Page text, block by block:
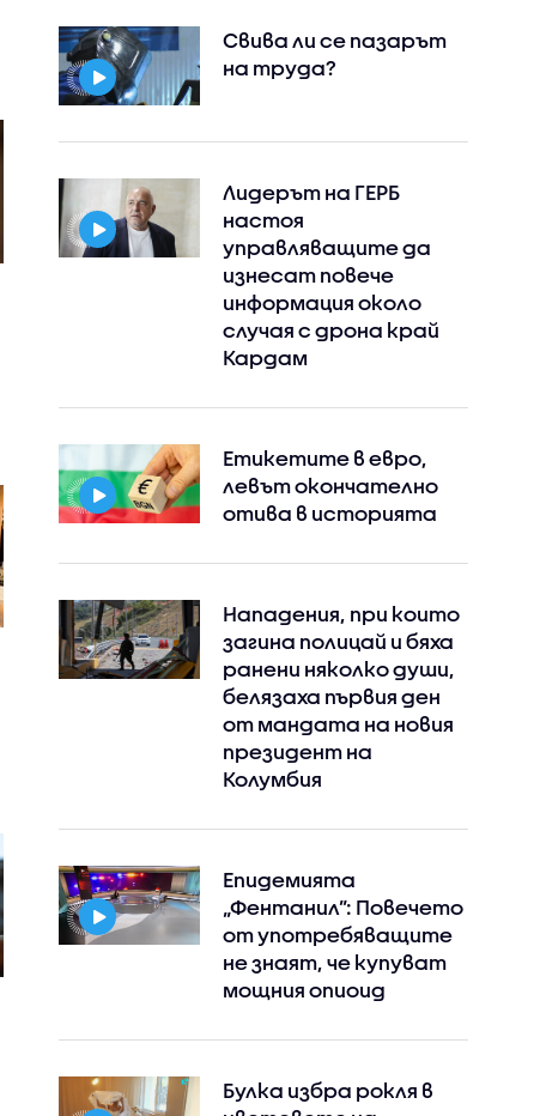
Свива ли се пазарът
на труда?
Лидерът на ГЕРБ
настоя
управляващите да
изнесат повече
информация около
случая с дрона край
Кардам
Етикетите в евро,
левът окончателно
отива в историята
Нападения, при които
загина полицай и бяха
ранени няколко души,
белязаха първия ден
от мандата на новия
президент на
Колумбия
Епидемията
„Фентанил”: Повечето
от употребяващите
не знаят, че купуват
мощния опиоид
Булка избра рокля в